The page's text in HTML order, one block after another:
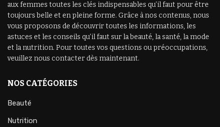
aux femmes toutes les clés indispensables qu’il faut pour être
toujours belle et en pleine forme. Grâce à nos contenus, nous
vous proposons de découvrir toutes les informations, les
astuces et les conseils qu’il faut sur la beauté, la santé, la mode
et la nutrition. Pour toutes vos questions ou préoccupations,
veuillez nous contacter dès maintenant.
NOS CATÉGORIES
Beauté
Nutrition